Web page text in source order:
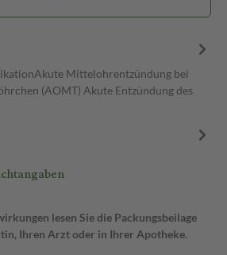
Mittelohrentzündung bei
(AOMT) Akute Entzündung des
lesen Sie die Packungsbeilage
Ihren Arzt oder in Ihrer Apotheke.